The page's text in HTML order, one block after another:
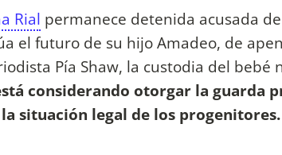
Rial permanece detenida acusada
el futuro de su hijo Amadeo, de
Pía Shaw, la custodia del bebé
considerando otorgar la guarda
situación legal de los progenitores.